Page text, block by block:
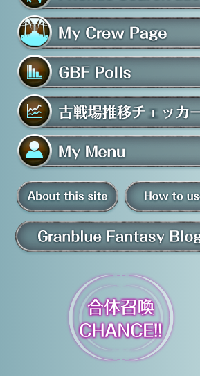
フレンド募集掲示板
マイ騎空団ページ
グラブルアンケート
古戦場推移チェッカー
マイメニュー
騎空団員募集掲示板 掲示板の使い方